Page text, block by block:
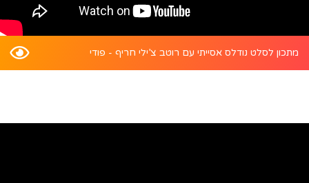
מתכון לסלט נודלס אסייתי עם רוטב צ’ילי חריף - פודי